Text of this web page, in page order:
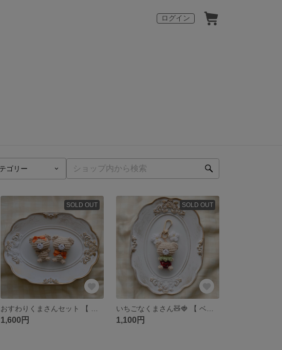
ログイン
SOLD OUT
1,600円
SOLD OUT
1,100円